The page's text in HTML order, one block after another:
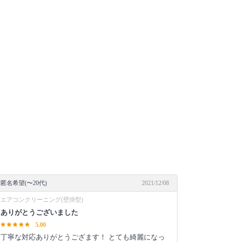
匿名希望(〜20代) 2021/12/08
エアコンクリーニング(壁掛型)
ありがとうございました
5.00
丁寧な対応ありがとうござます！ とても綺麗になっ